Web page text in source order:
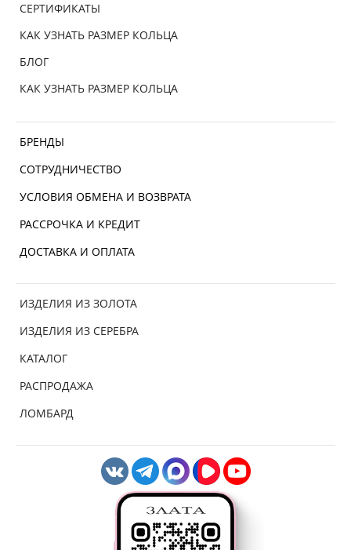
СЕРТИФИКАТЫ
КАК УЗНАТЬ РАЗМЕР КОЛЬЦА
БЛОГ
КАК УЗНАТЬ РАЗМЕР КОЛЬЦА
БРЕНДЫ
СОТРУДНИЧЕСТВО
УСЛОВИЯ ОБМЕНА И ВОЗВРАТА
РАССРОЧКА И КРЕДИТ
ДОСТАВКА И ОПЛАТА
ИЗДЕЛИЯ ИЗ ЗОЛОТА
ИЗДЕЛИЯ ИЗ СЕРЕБРА
КАТАЛОГ
РАСПРОДАЖА
ЛОМБАРД